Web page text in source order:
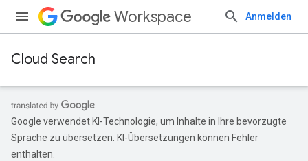
Workspace Anmelden
Cloud Search
Google verwendet KI-Technologie, um Inhalte in Ihre bevorzugte
Sprache zu übersetzen. KI-Übersetzungen können Fehler
enthalten.